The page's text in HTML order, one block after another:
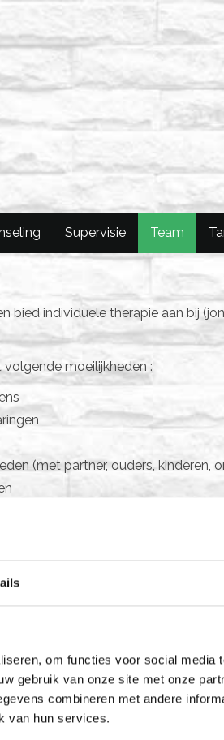
om functies voor social media
gebruik van onze site met onze
combineren met andere
van hun services.
Supervisie Team
bied individuele therapie aan bij
moeilijkheden :
(met partner, ouders, kinderen,
ik me op de (langdurige)
Werk (1992 - 1995)
(systeemtherapie en
van Jongeren en Adolescenten
pijn bij kinderen en jongeren
van complexe en traumatische